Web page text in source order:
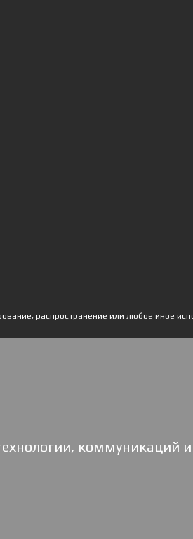
распространение или любое иное
коммуникаций